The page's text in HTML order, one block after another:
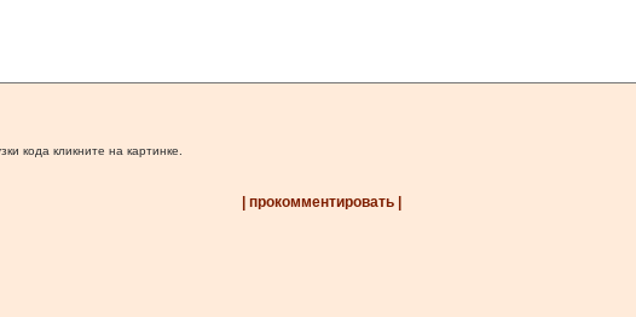
кода кликните на картинке.
| прокомментировать |